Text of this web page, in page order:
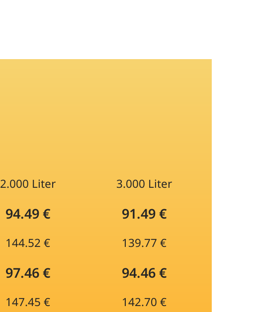
2.000 Liter
3.000 Liter
94.49 € 91.49 €
144.52 €
139.77 €
97.46 € 94.46 €
147.45 € 142.70 €